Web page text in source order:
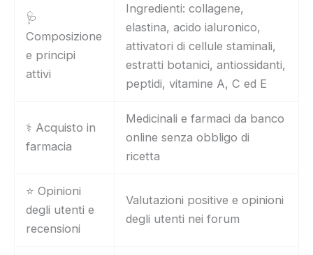
🩺
Composizione
e principi
attivi
Ingredienti: collagene,
elastina, acido ialuronico,
attivatori di cellule staminali,
estratti botanici, antiossidanti,
peptidi, vitamine A, C ed E
⚕️ Acquisto in
farmacia
Medicinali e farmaci da banco
online senza obbligo di
ricetta
⭐ Opinioni
degli utenti e
recensioni
Valutazioni positive e opinioni
degli utenti nei forum